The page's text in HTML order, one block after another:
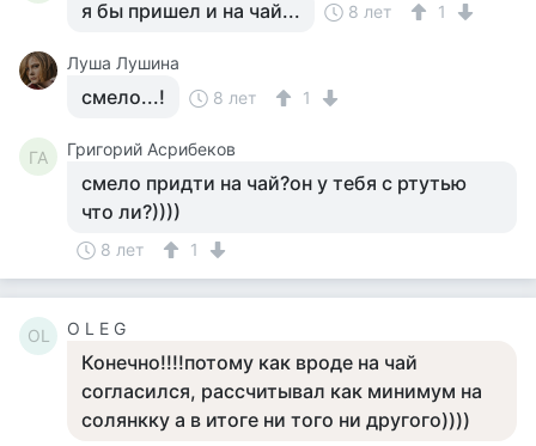
я бы пришел и на чай... 8 лет 1
Луша Лушина
смело...! 8 лет 1
ГА Григорий Асрибеков
смело придти на чай?он у тебя с ртутью
что ли?))))
8 лет 1
OL O L E G
Конечно!!!!потому как вроде на чай
согласился, рассчитывал как минимум на
солянкку а в итоге ни того ни другого))))